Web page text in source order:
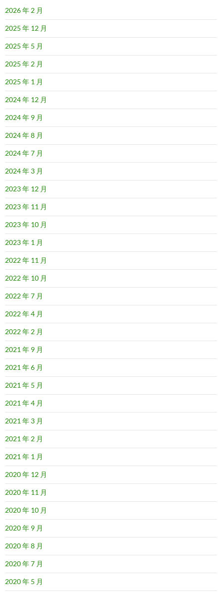
2026 年 2 月
2025 年 12 月
2025 年 5 月
2025 年 2 月
2025 年 1 月
2024 年 12 月
2024 年 9 月
2024 年 8 月
2024 年 7 月
2024 年 3 月
2023 年 12 月
2023 年 11 月
2023 年 10 月
2023 年 1 月
2022 年 11 月
2022 年 10 月
2022 年 7 月
2022 年 4 月
2022 年 2 月
2021 年 9 月
2021 年 6 月
2021 年 5 月
2021 年 4 月
2021 年 3 月
2021 年 2 月
2021 年 1 月
2020 年 12 月
2020 年 11 月
2020 年 10 月
2020 年 9 月
2020 年 8 月
2020 年 7 月
2020 年 5 月